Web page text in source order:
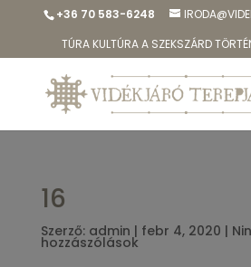
+36 70 583-6248
TÚRA KULTÚRA A SZEKSZÁRD
16
Szerző: admin | febr 4, 2020 |
hozzászólások